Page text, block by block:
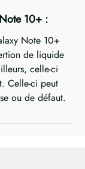
10+ :
Note 10+
de liquide
celle-ci
Celle-ci peut
ou de défaut.